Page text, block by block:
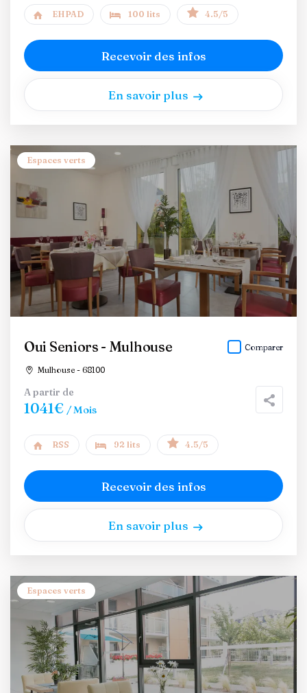
EHPAD 100 lits 4.5/5
Recevoir des infos
En savoir plus
Espaces verts
Oui Seniors - Mulhouse
Mulhouse - 68100
Comparer
A partir de
1041€ / Mois
RSS 92 lits 4.5/5
Recevoir des infos
En savoir plus
Espaces verts